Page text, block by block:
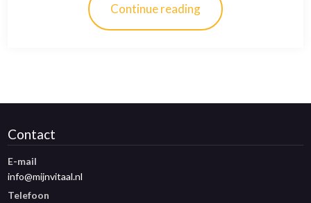
Continue reading
Contact
E-mail
info@mijnvitaal.nl
Telefoon